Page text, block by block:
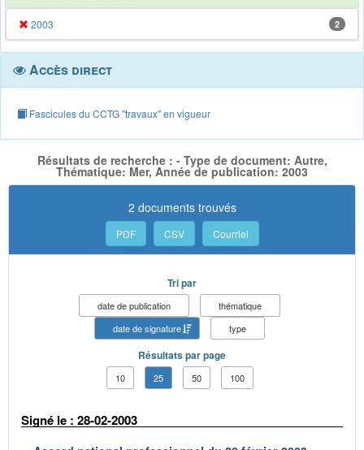
2003 2
Accès direct
Fascicules du CCTG "travaux" en vigueur
Résultats de recherche : - Type de document: Autre,
Thématique: Mer, Année de publication: 2003
2 documents trouvés
PDF CSV Courriel
Tri par
date de publication
thématique
date de signature
type
Résultats par page
10 25 50 100
Signé le : 28-02-2003